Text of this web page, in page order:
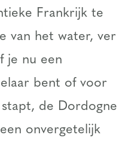
Frankrijk te
van het water, ver
je nu een
bent of voor
de Dordogne
onvergetelijk